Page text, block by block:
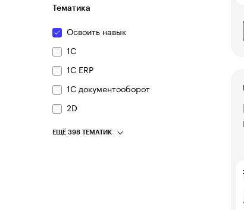
Тематика
Освоить навык
1С
1С ERP
1С документооборот
2D
ЕЩЁ 398 ТЕМАТИК